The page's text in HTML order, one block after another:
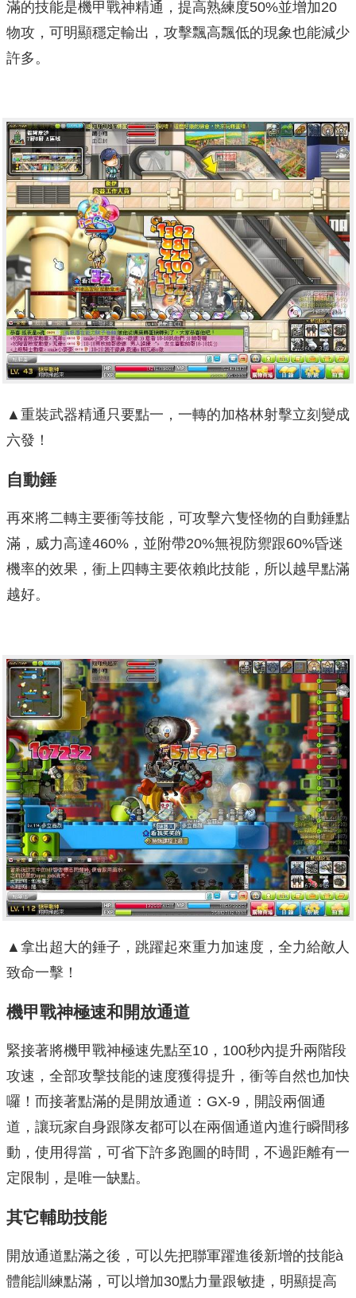
滿的技能是機甲戰神精通，提高熟練度50%並增加20
物攻，可明顯穩定輸出，攻擊飄高飄低的現象也能減少
許多。
▲重裝武器精通只要點一，一轉的加格林射擊立刻變成
六發！
自動錘
再來將二轉主要衝等技能，可攻擊六隻怪物的自動錘點
滿，威力高達460%，並附帶20%無視防禦跟60%昏迷
機率的效果，衝上四轉主要依賴此技能，所以越早點滿
越好。
▲拿出超大的錘子，跳躍起來重力加速度，全力給敵人
致命一擊！
機甲戰神極速和開放通道
緊接著將機甲戰神極速先點至10，100秒內提升兩階段
攻速，全部攻擊技能的速度獲得提升，衝等自然也加快
囉！而接著點滿的是開放通道：GX-9，開設兩個通
道，讓玩家自身跟隊友都可以在兩個通道內進行瞬間移
動，使用得當，可省下許多跑圖的時間，不過距離有一
定限制，是唯一缺點。
其它輔助技能
開放通道點滿之後，可以先把聯軍躍進後新增的技能à
體能訓練點滿，可以增加30點力量跟敏捷，明顯提高